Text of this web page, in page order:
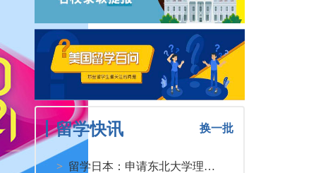
留学快讯 换一批
>
留学日本：申请东北大学理工类硕士课程大多要求先获得教授内诺